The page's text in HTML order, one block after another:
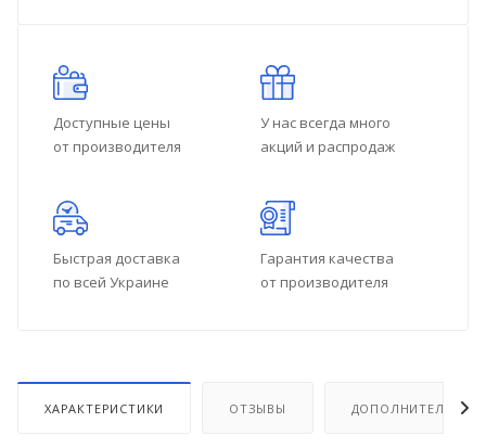
Доступные цены
от производителя
У нас всегда много
акций и распродаж
Быстрая доставка
по всей Украине
Гарантия качества
от производителя
ХАРАКТЕРИСТИКИ ОТЗЫВЫ ДОПОЛНИТЕЛЬНО